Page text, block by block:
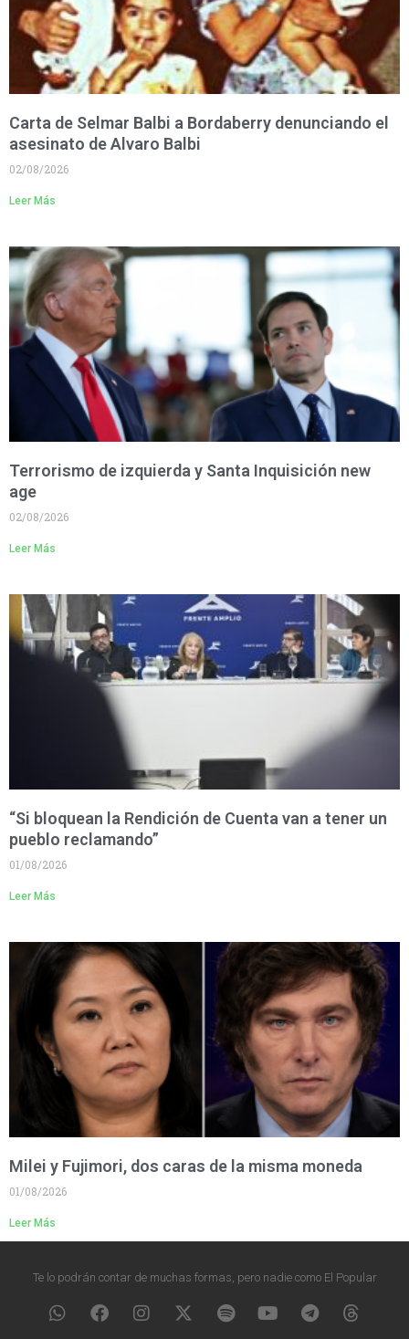
Carta de Selmar Balbi a Bordaberry denunciando el
asesinato de Alvaro Balbi
02/08/2026
Leer Más
Terrorismo de izquierda y Santa Inquisición new
age
02/08/2026
Leer Más
“Si bloquean la Rendición de Cuenta van a tener un
pueblo reclamando”
01/08/2026
Leer Más
Milei y Fujimori, dos caras de la misma moneda
01/08/2026
Leer Más
Te lo podrán contar de muchas formas, pero nadie como El Popular